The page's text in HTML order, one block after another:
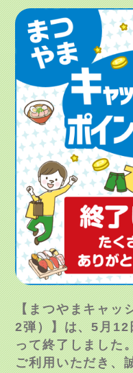
【まつやまキャッ
2弾）】は、5月
って終了しました
ご利用いただき、